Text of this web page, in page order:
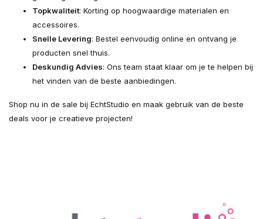
Topkwaliteit: Korting op hoogwaardige materialen en
accessoires.
Snelle Levering: Bestel eenvoudig online en ontvang je
producten snel thuis.
Deskundig Advies: Ons team staat klaar om je te helpen bij
het vinden van de beste aanbiedingen.
Shop nu in de sale bij EchtStudio en maak gebruik van de beste
deals voor je creatieve projecten!